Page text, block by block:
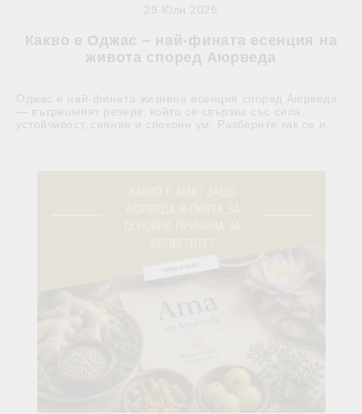
Какво е Оджас – най-фината есенция на
живота според Аюрведа
29 Юли 2026
Оджас е най-фината жизнена есенция според Аюрведа
— вътрешният резерв, който се свързва със сила,
устойчивост, сияние и спокоен ум. Разберете как се и...